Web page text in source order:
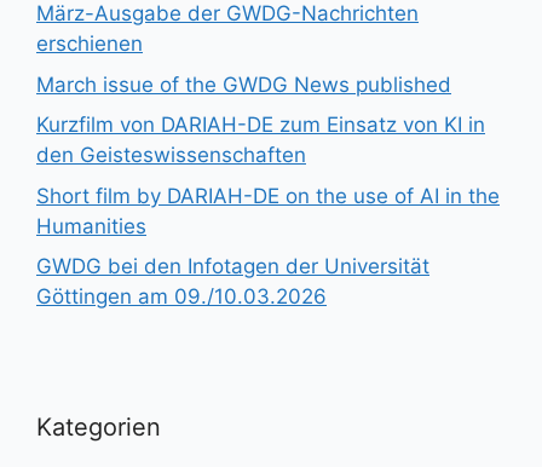
März-Ausgabe der GWDG-Nachrichten
erschienen
March issue of the GWDG News published
Kurzfilm von DARIAH-DE zum Einsatz von KI in
den Geisteswissenschaften
Short film by DARIAH-DE on the use of AI in the
Humanities
GWDG bei den Infotagen der Universität
Göttingen am 09./10.03.2026
Kategorien